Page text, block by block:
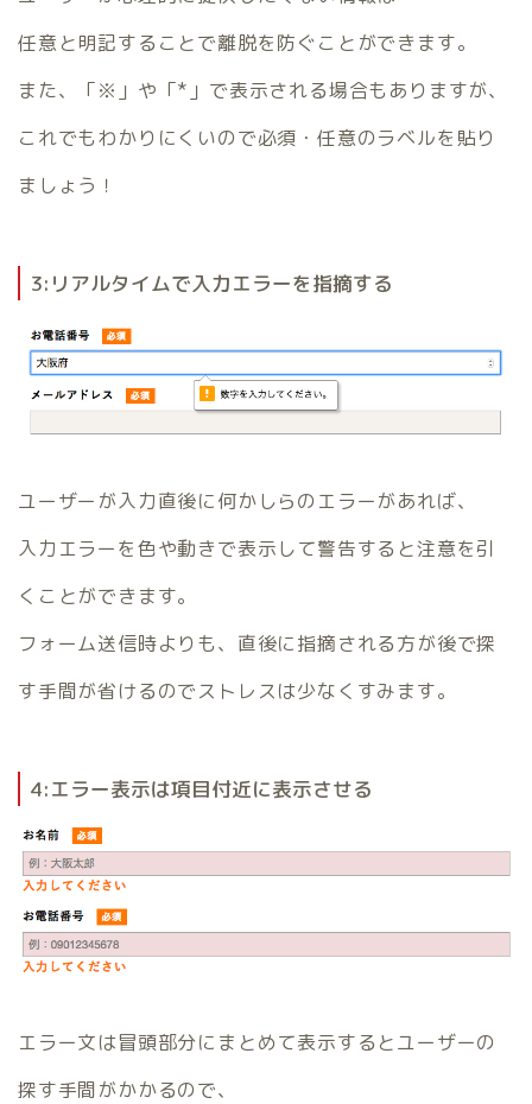
任意と明記することで離脱を防ぐことができます。
また、「※」や「*」で表示される場合もありますが、
これでもわかりにくいので必須・任意のラベルを貼り
ましょう！
3:リアルタイムで入力エラーを指摘する
ユーザーが入力直後に何かしらのエラーがあれば、
入力エラーを色や動きで表示して警告すると注意を引
くことができます。
フォーム送信時よりも、直後に指摘される方が後で探
す手間が省けるのでストレスは少なくすみます。
4:エラー表示は項目付近に表示させる
エラー文は冒頭部分にまとめて表示するとユーザーの
探す手間がかかるので、